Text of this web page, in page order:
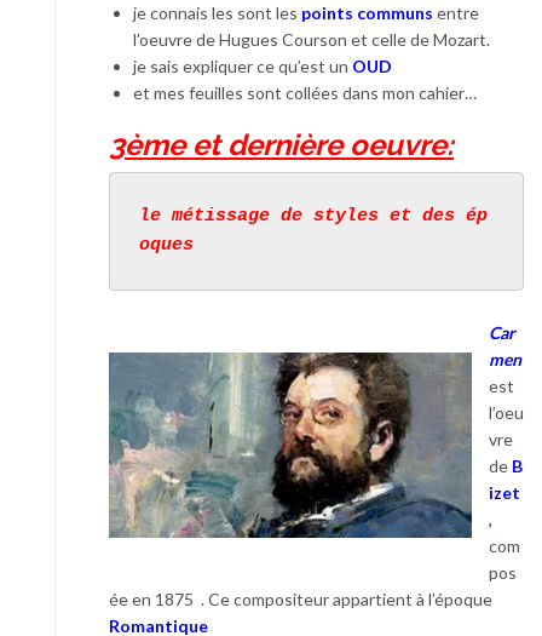
je connais les sont les points communs entre
l’oeuvre de Hugues Courson et celle de Mozart.
je sais expliquer ce qu’est un OUD
et mes feuilles sont collées dans mon cahier…
3ème et dernière oeuvre:
le métissage de styles et des ép
oques
Car
men
est
l’oeu
vre
de B
izet
,
com
pos
ée en 1875 . Ce compositeur appartient à l’époque
Romantique